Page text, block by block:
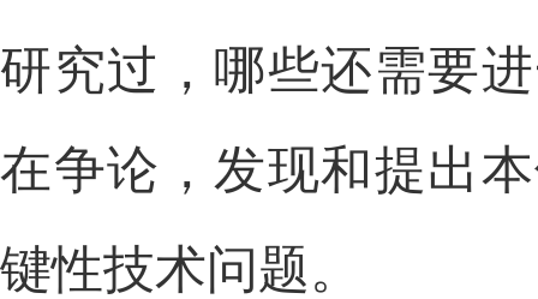
研究过，哪些还需要
在争论，发现和提出
键性技术问题。